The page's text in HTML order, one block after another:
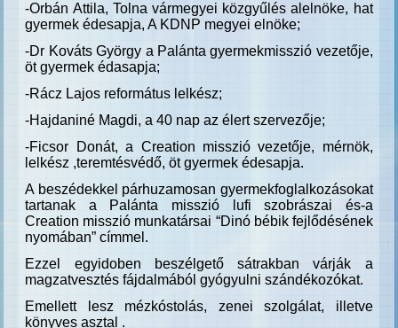
-Orbán Attila, Tolna vármegyei közgyűlés alelnöke, hat
gyermek édesapja, A KDNP megyei elnöke;
-Dr Kováts György a Palánta gyermekmisszió vezetője,
öt gyermek édasapja;
-Rácz Lajos református lelkész;
-Hajdaniné Magdi, a 40 nap az élert szervezője;
-Ficsor Donát, a Creation misszió vezetője, mérnök,
lelkész ,teremtésvédő, öt gyermek édesapja.
A beszédekkel párhuzamosan gyermekfoglalkozásokat
tartanak a Palánta misszió lufi szobrászai és-a
Creation misszió munkatársai “Dinó bébik fejlődésének
nyomában” címmel.
Ezzel egyidoben beszélgető sátrakban várják a
magzatvesztés fájdalmából gyógyulni szándékozókat.
Emellett lesz mézkóstolás, zenei szolgálat, illetve
könyves asztal .